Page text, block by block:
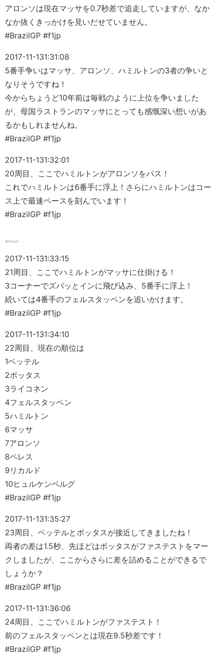
アロンソは現在マッサを0.7秒差で追走していますが、なか
なか抜くきっかけを見いだせていません。
#BrazilGP #f1jp
2017-11-131:31:08
5番手争いはマッサ、アロンソ、ハミルトンの3者の争いと
なりそうですね！
今からちょうど10年前は毎戦のように上位を争いました
が、母国ラストランのマッサにとっても感慨深い想いがあ
るかもしれませんね。
#BrazilGP #f1jp
2017-11-131:32:01
20周目、ここでハミルトンがアロンソをパス！
これでハミルトンは6番手に浮上！さらにハミルトンはコー
ス上で最速ペースを刻んでいます！
#BrazilGP #f1jp
©Pirelli
2017-11-131:33:15
21周目、ここでハミルトンがマッサに仕掛ける！
3コーナーでズバッとインに飛び込み、5番手に浮上！
続いては4番手のフェルスタッペンを追いかけます。
#BrazilGP #f1jp
2017-11-131:34:10
22周目、現在の順位は
1ベッテル
2ボッタス
3ライコネン
4フェルスタッペン
5ハミルトン
6マッサ
7アロンソ
8ペレス
9リカルド
10ヒュルケンベルグ
#BrazilGP #f1jp
2017-11-131:35:27
23周目、ベッテルとボッタスが接近してきましたね！
両者の差は1.5秒、先ほどはボッタスがファステストをマー
クしましたが、ここからさらに差を詰めることができるで
しょうか？
#BrazilGP #f1jp
2017-11-131:36:06
24周目、ここでハミルトンがファステスト！
前のフェルスタッペンとは現在9.5秒差です！
#BrazilGP #f1jp